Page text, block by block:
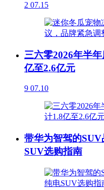
2 07.15
三六零2026年半
亿至2.6亿元
9 07.10
带华为智驾的
SUV选购指南